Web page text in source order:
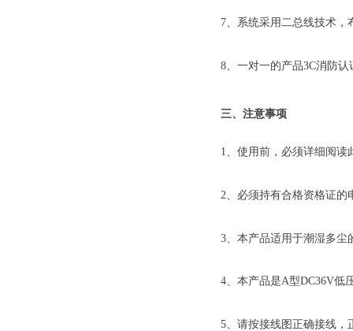
7、系统采用二总线技术
8、一对一的产品3C消防
三、注意事项
1、使用前，必须详细阅读
2、必须持有合格资格证
3、本产品适用于潮湿多尘
4、本产品是A型DC36V低
5、请按接线图正确接线，